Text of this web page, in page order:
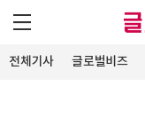
전체기사 글로벌비즈